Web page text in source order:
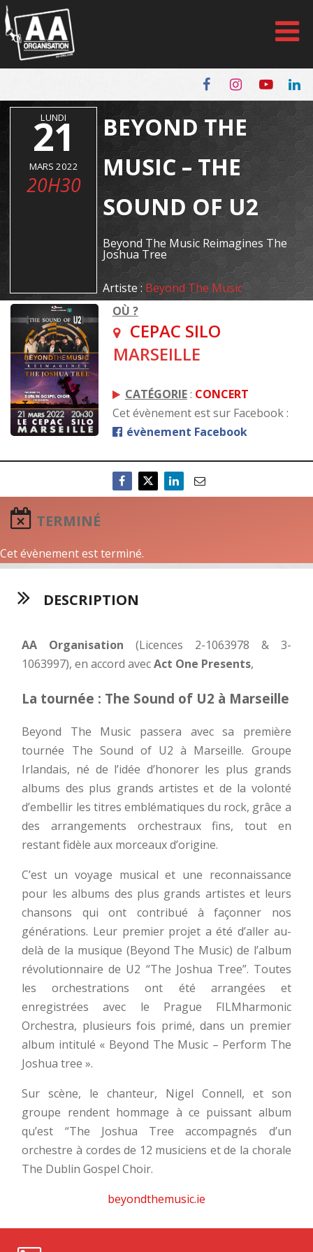
Panneau de gestion des cookies
LUNDI
21
MARS 2022
20H30
BEYOND THE
MUSIC – THE
SOUND OF U2
Beyond The Music Reimagines The
Joshua Tree
Artiste :Beyond The Music
OÙ ?
CEPAC SILO
MARSEILLE
CATÉGORIE: CONCERT
Cet évènement est sur Facebook :
évènement Facebook
TERMINÉ
Cet évènement est terminé.
DESCRIPTION
AA Organisation (Licences 2-1063978 & 3-
1063997), en accord avecAct One Presents,
La tournée : The Sound of U2 à Marseille
Beyond The Music passera avec sa première
tournée The Sound of U2 à Marseille. Groupe
Irlandais, né de l’idée d’honorer les plus grands
albums des plus grands artistes et de la volonté
d’embellir les titres emblématiques du rock, grâce a
des arrangements orchestraux fins, tout en
restant fidèle aux morceaux d’origine.
C’est un voyage musical et une reconnaissance
pour les albums des plus grands artistes et leurs
chansons qui ont contribué à façonner nos
générations. Leur premier projet a été d’aller au-
delà de la musique (Beyond The Music) de l’album
révolutionnaire de U2 “The Joshua Tree”. Toutes
les orchestrations ont été arrangées et
enregistrées avec le Prague FILMharmonic
Orchestra, plusieurs fois primé, dans un premier
album intitulé « Beyond The Music – Perform The
Joshua tree ».
Sur scène, le chanteur, Nigel Connell, et son
groupe rendent hommage à ce puissant album
qu’est “The Joshua Tree accompagnés d’un
orchestre à cordes de 12 musiciens et de la chorale
The Dublin Gospel Choir.
beyondthemusic.ie